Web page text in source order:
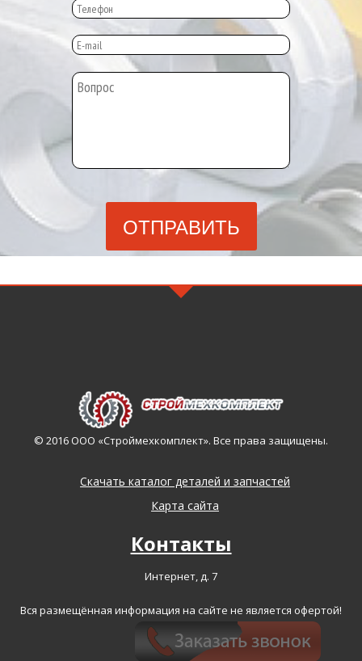
ОТПРАВИТЬ
© 2016 ООО «Строймехкомплект». Все права защищены.
Скачать каталог деталей и запчастей
Карта сайта
Контакты
Интернет, д. 7
Вся размещённая информация на сайте не является офертой!